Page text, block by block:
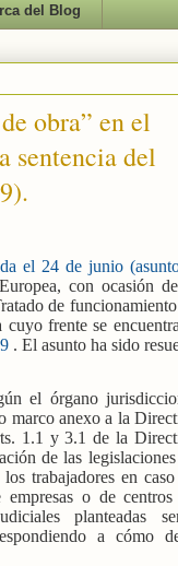
del Blog
obra” en el
sentencia del
el 24 de junio
con ocasión
de
frente se
. El asunto ha sido
el órgano
marco anexo a la
1.1 y 3.1 de la
de las
trabajadores en
empresas o de centros
planteadas
a cómo